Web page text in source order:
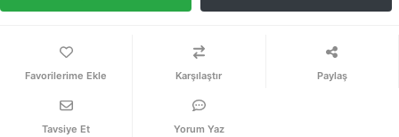
Karşılaştır Paylaş
Tavsiye Et Yorum Yaz